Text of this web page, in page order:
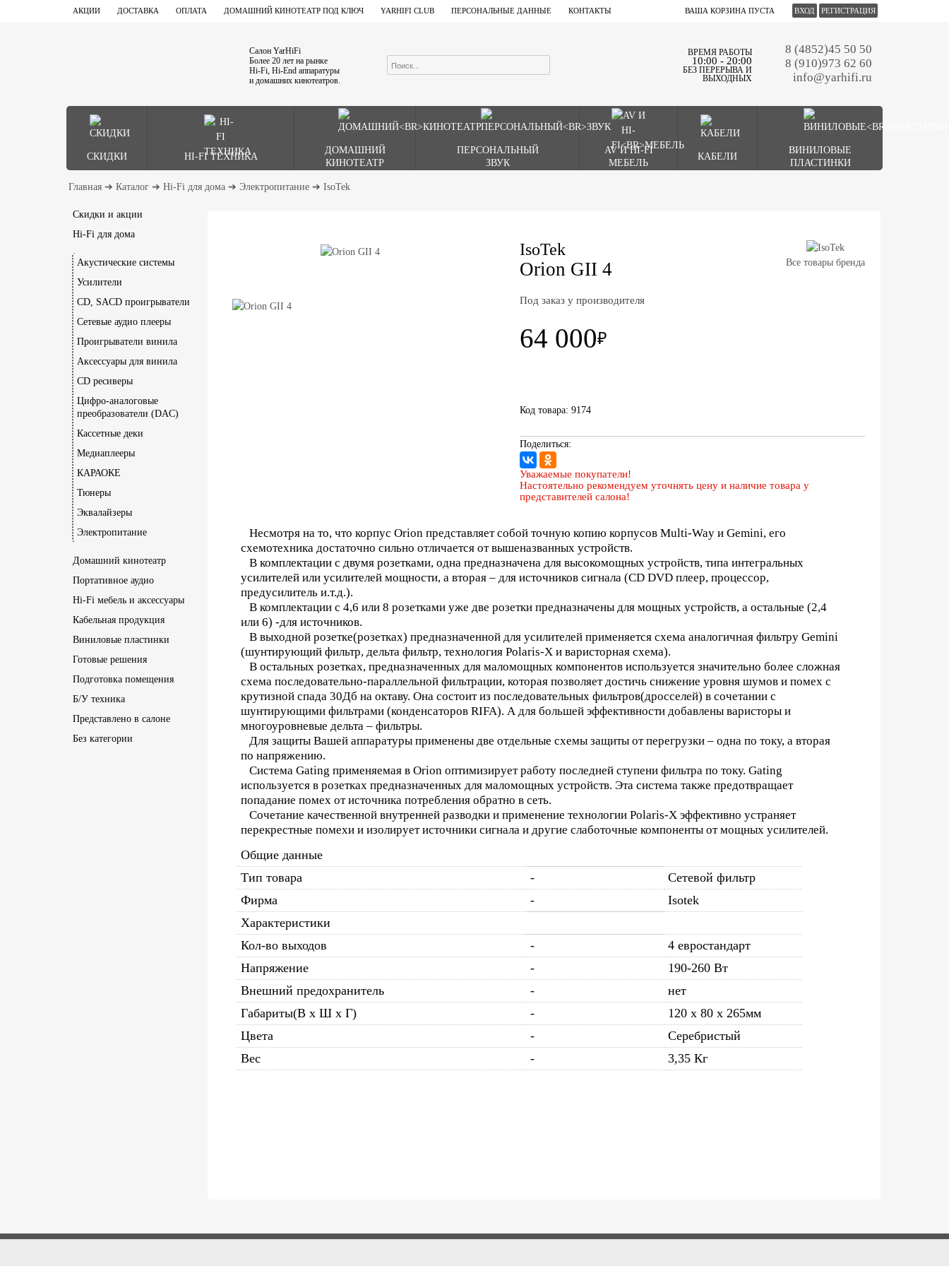
АКЦИИ ДОСТАВКА ОПЛАТА ДОМАШНИЙ КИНОТЕАТР ПОД КЛЮЧ YARHIFI CLUB ПЕРСОНАЛЬНЫЕ ДАННЫЕ КОНТАКТЫ ВХОД РЕГИСТРАЦИЯ
ВАША КОРЗИНА ПУСТА
Салон YarHiFi
Более 20 лет на рынке
Hi-Fi, Hi-End аппаратуры
и домашних кинотеатров.
ВРЕМЯ РАБОТЫ
10:00 - 20:00
БЕЗ ПЕРЕРЫВА И
ВЫХОДНЫХ
8 (4852)45 50 50
8 (910)973 62 60
info@yarhifi.ru
СКИДКИ HI-FI ТЕХНИКА
ДОМАШНИЙ
КИНОТЕАТР
ПЕРСОНАЛЬНЫЙ
ЗВУК
AV И HI-FI
МЕБЕЛЬ
КАБЕЛИ
ВИНИЛОВЫЕ
ПЛАСТИНКИ
Главная ➔ Каталог ➔ Hi-Fi для дома ➔ Электропитание ➔ IsoTek
Скидки и акции
Hi-Fi для дома
Акустические системы
Усилители
CD, SACD проигрыватели
Сетевые аудио плееры
Проигрыватели винила
Аксессуары для винила
CD ресиверы
Цифро-аналоговые
преобразователи (DAC)
Кассетные деки
Медиаплееры
КАРАОКЕ
Тюнеры
Эквалайзеры
Электропитание
Домашний кинотеатр
Портативное аудио
Hi-Fi мебель и аксессуары
Кабельная продукция
Виниловые пластинки
Готовые решения
Подготовка помещения
Б/У техника
Представлено в салоне
Без категории
IsoTek
Orion GII 4 Все товары бренда
Под заказ у производителя
64 000₽
Код товара: 9174
Поделиться:
Уважаемые покупатели!
Настоятельно рекомендуем уточнять цену и наличие товара у
представителей салона!
Несмотря на то, что корпус Orion представляет собой точную копию корпусов Multi-Way и Gemini, его
схемотехника достаточно сильно отличается от вышеназванных устройств.
В комплектации с двумя розетками, одна предназначена для высокомощных устройств, типа интегральных
усилителей или усилителей мощности, а вторая – для источников сигнала (CD DVD плеер, процессор,
предусилитель и.т.д.).
В комплектации с 4,6 или 8 розетками уже две розетки предназначены для мощных устройств, а остальные (2,4
или 6) -для источников.
В выходной розетке(розетках) предназначенной для усилителей применяется схема аналогичная фильтру Gemini
(шунтирующий фильтр, дельта фильтр, технология Polaris-X и варисторная схема).
В остальных розетках, предназначенных для маломощных компонентов используется значительно более сложная
схема последовательно-параллельной фильтрации, которая позволяет достичь снижение уровня шумов и помех с
крутизной спада 30Дб на октаву. Она состоит из последовательных фильтров(дросселей) в сочетании с
шунтирующими фильтрами (конденсаторов RIFA). А для большей эффективности добавлены варисторы и
многоуровневые дельта – фильтры.
Для защиты Вашей аппаратуры применены две отдельные схемы защиты от перегрузки – одна по току, а вторая
по напряжению.
Система Gating применяемая в Orion оптимизирует работу последней ступени фильтра по току. Gating
используется в розетках предназначенных для маломощных устройств. Эта система также предотвращает
попадание помех от источника потребления обратно в сеть.
Сочетание качественной внутренней разводки и применение технологии Polaris-X эффективно устраняет
перекрестные помехи и изолирует источники сигнала и другие слаботочные компоненты от мощных усилителей.
Общие данные
Тип товара
-
Сетевой фильтр
Фирма
-
Isotek
Характеристики
Кол-во выходов
-
4 евростандарт
Напряжение
-
190-260 Вт
Внешний предохранитель
-
нет
Габариты(В x Ш x Г)
-
120 х 80 х 265мм
Цвета
-
Серебристый
Вес
- 3,35 Кг